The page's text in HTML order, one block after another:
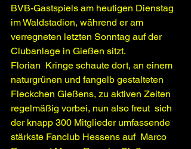
BVB-Gastspiels am heutigen Dienstag
im Waldstadion, während er am
verregneten letzten Sonntag auf der
Clubanlage in Gießen sitzt.
Florian  Kringe schaute dort, an einem
naturgrünen und fangelb gestalteten
Fleckchen Gießens, zu aktiven Zeiten
regelmäßig vorbei, nun also freut  sich
der knapp 300 Mitglieder umfassende
stärkste Fanclub Hessens auf  Marco